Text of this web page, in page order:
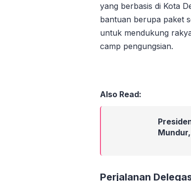
yang berbasis di Kota
bantuan berupa paket
untuk mendukung
camp pengungsian.
Also Read:
Perjalanan